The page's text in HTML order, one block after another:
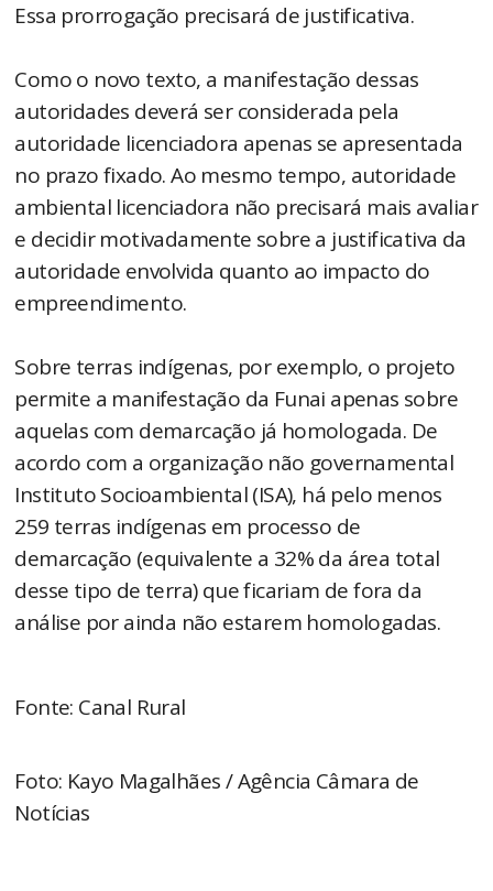
Essa prorrogação precisará de justificativa.
Como o novo texto, a manifestação dessas
autoridades deverá ser considerada pela
autoridade licenciadora apenas se apresentada
no prazo fixado. Ao mesmo tempo, autoridade
ambiental licenciadora não precisará mais avaliar
e decidir motivadamente sobre a justificativa da
autoridade envolvida quanto ao impacto do
empreendimento.
Sobre terras indígenas, por exemplo, o projeto
permite a manifestação da Funai apenas sobre
aquelas com demarcação já homologada. De
acordo com a organização não governamental
Instituto Socioambiental (ISA), há pelo menos
259 terras indígenas em processo de
demarcação (equivalente a 32% da área total
desse tipo de terra) que ficariam de fora da
análise por ainda não estarem homologadas.
Fonte: Canal Rural
Foto: Kayo Magalhães / Agência Câmara de
Notícias